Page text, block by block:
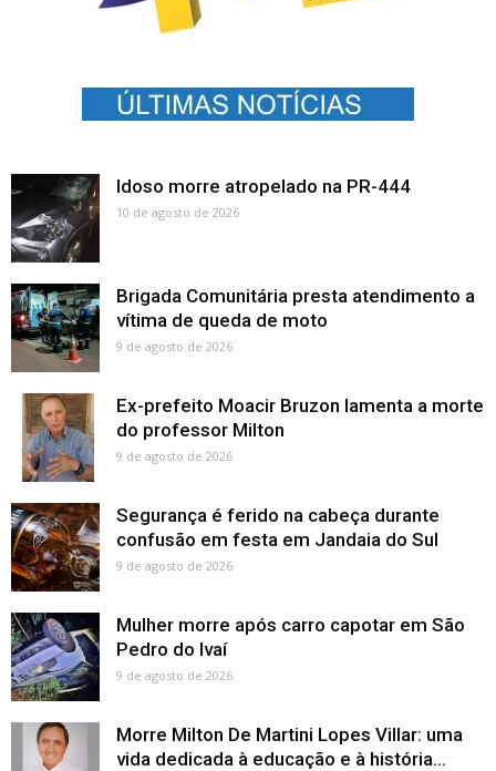
Idoso morre atropelado na PR-444
10 de agosto de 2026
Brigada Comunitária presta atendimento a
vítima de queda de moto
9 de agosto de 2026
Ex-prefeito Moacir Bruzon lamenta a morte
do professor Milton
9 de agosto de 2026
Segurança é ferido na cabeça durante
confusão em festa em Jandaia do Sul
9 de agosto de 2026
Mulher morre após carro capotar em São
Pedro do Ivaí
9 de agosto de 2026
Morre Milton De Martini Lopes Villar: uma
vida dedicada à educação e à história...